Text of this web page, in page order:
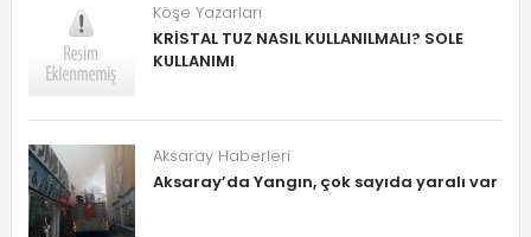
Köşe Yazarları
KRİSTAL TUZ NASIL KULLANILMALI? SOLE
KULLANIMI
Aksaray Haberleri
Aksaray’da Yangın, çok sayıda yaralı var